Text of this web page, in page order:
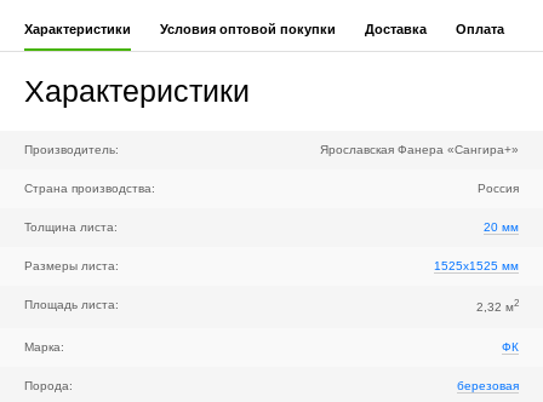
Характеристики Условия оптовой покупки Доставка Оплата
Характеристики
Производитель: Ярославская Фанера «Сангира+»
Страна производства: Россия
Толщина листа: 20 мм
Размеры листа: 1525x1525 мм
Площадь листа: 2,32 м2
Марка: ФК
Порода: березовая